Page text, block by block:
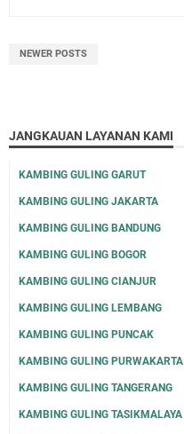
NEWER POSTS
JANGKAUAN LAYANAN KAMI
KAMBING GULING GARUT
KAMBING GULING JAKARTA
KAMBING GULING BANDUNG
KAMBING GULING BOGOR
KAMBING GULING CIANJUR
KAMBING GULING LEMBANG
KAMBING GULING PUNCAK
KAMBING GULING PURWAKARTA
KAMBING GULING TANGERANG
KAMBING GULING TASIKMALAYA